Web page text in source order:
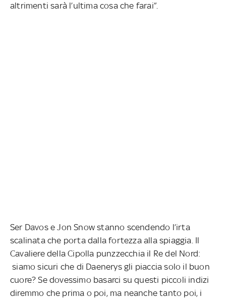
altrimenti sarà l’ultima cosa che farai”.
Ser Davos e Jon Snow stanno scendendo l’irta
scalinata che porta dalla fortezza alla spiaggia. Il
Cavaliere della Cipolla punzzecchia il Re del Nord:
siamo sicuri che di Daenerys gli piaccia solo il buon
cuore? Se dovessimo basarci su questi piccoli indizi
diremmo che prima o poi, ma neanche tanto poi, i